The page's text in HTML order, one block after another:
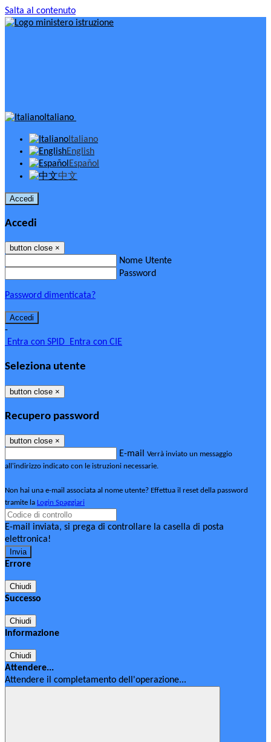
Salta al contenuto
Italiano
Italiano
English
Español
中文
Accedi
Accedi
button close ×
Nome Utente
Password
Password dimenticata?
-
Entra con SPID Entra con CIE
Seleziona utente
button close ×
Recupero password
button close ×
E-mail Verrà inviato un messaggio
all'indirizzo indicato con le istruzioni necessarie.
Non hai una e-mail associata al nome utente? Effettua il reset della password
tramite la Login Spaggiari
E-mail inviata, si prega di controllare la casella di posta
elettronica!
Errore
Chiudi
Successo
Chiudi
Informazione
Chiudi
Attendere...
Attendere il completamento dell'operazione...